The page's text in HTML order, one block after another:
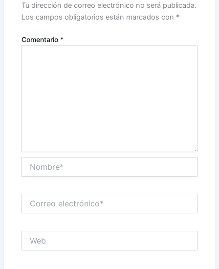
Tu dirección de correo electrónico no será publicada.
Los campos obligatorios están marcados con *
Comentario *
electrónico*